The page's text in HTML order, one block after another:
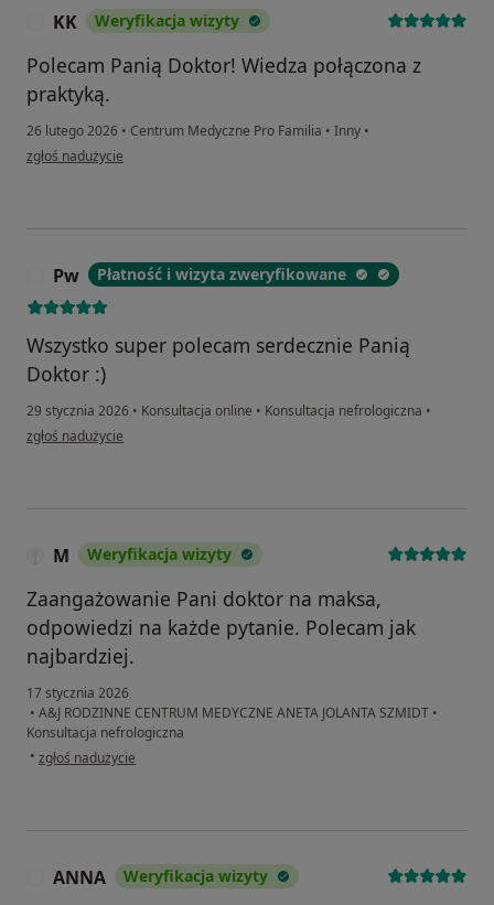
KK Weryfikacja wizyty
Polecam Panią Doktor! Wiedza połączona z
praktyką.
26 lutego 2026 • Centrum Medyczne Pro Familia • Inny •
w opinii użytkownika KK
zgłoś nadużycie
Pw Płatność i wizyta zweryfikowane
Wszystko super polecam serdecznie Panią
Doktor :)
29 stycznia 2026 • Konsultacja online • Konsultacja nefrologiczna •
w opinii użytkownika Pw
zgłoś nadużycie
M Weryfikacja wizyty
Zaangażowanie Pani doktor na maksa,
odpowiedzi na każde pytanie. Polecam jak
najbardziej.
17 stycznia 2026
• A&J RODZINNE CENTRUM MEDYCZNE ANETA JOLANTA SZMIDT •
Konsultacja nefrologiczna
• w opinii użytkownika M
zgłoś nadużycie
ANNA Weryfikacja wizyty